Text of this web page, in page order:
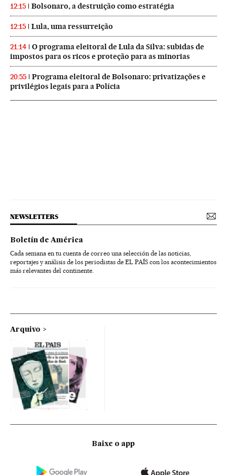
12:15 Bolsonaro, a destruição como estratégia
12:15 Lula, uma ressurreição
21:14
O programa eleitoral de Lula da Silva: subidas de
impostos para os ricos e proteção para as minorias
20:55
Programa eleitoral de Bolsonaro: privatizações e
privilégios legais para a Polícia
NEWSLETTERS
Boletín de América
Cada semana en tu cuenta de correo una selección de las noticias,
reportajes y análisis de los periodistas de EL PAÍS con los acontecimientos
más relevantes del continente.
Arquivo
Baixe o app